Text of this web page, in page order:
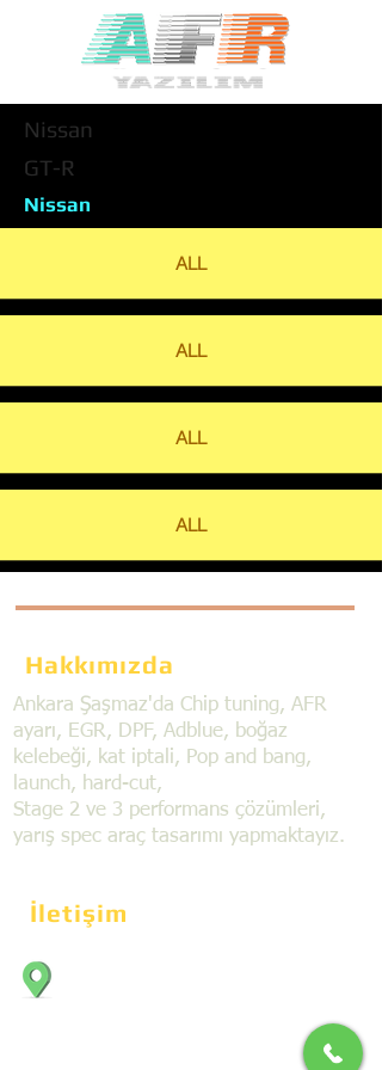
Nissan
GT-R
Nissan
ALL
ALL
ALL
ALL
Hakkımızda
Ankara Şaşmaz'da Chip tuning, AFR
ayarı, EGR, DPF, Adblue, boğaz
kelebeği, kat iptali, Pop and bang,
launch, hard-cut,
Stage 2 ve 3 performans çözümleri,
yarış spec araç tasarımı yapmaktayız.
İletişim